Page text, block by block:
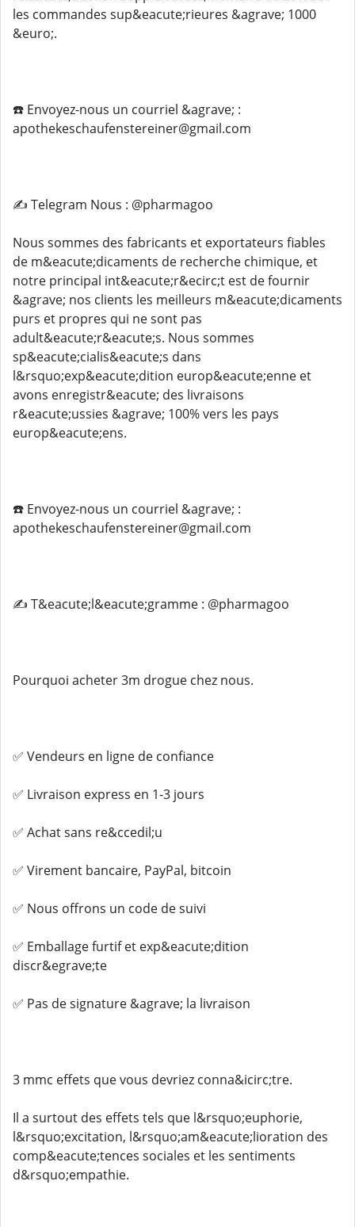
les commandes sup&eacute;rieures &agrave; 1000
&euro;.
☎️ Envoyez-nous un courriel &agrave; :
apothekeschaufenstereiner@gmail.com
✍️ Telegram Nous : @pharmagoo
Nous sommes des fabricants et exportateurs fiables
de m&eacute;dicaments de recherche chimique, et
notre principal int&eacute;r&ecirc;t est de fournir
&agrave; nos clients les meilleurs m&eacute;dicaments
purs et propres qui ne sont pas
adult&eacute;r&eacute;s. Nous sommes
sp&eacute;cialis&eacute;s dans
l&rsquo;exp&eacute;dition europ&eacute;enne et
avons enregistr&eacute; des livraisons
r&eacute;ussies &agrave; 100% vers les pays
europ&eacute;ens.
☎️ Envoyez-nous un courriel &agrave; :
apothekeschaufenstereiner@gmail.com
✍️ T&eacute;l&eacute;gramme : @pharmagoo
Pourquoi acheter 3m drogue chez nous.
✅ Vendeurs en ligne de confiance
✅ Livraison express en 1-3 jours
✅ Achat sans re&ccedil;u
✅ Virement bancaire, PayPal, bitcoin
✅ Nous offrons un code de suivi
✅ Emballage furtif et exp&eacute;dition
discr&egrave;te
✅ Pas de signature &agrave; la livraison
3 mmc effets que vous devriez conna&icirc;tre.
Il a surtout des effets tels que l&rsquo;euphorie,
l&rsquo;excitation, l&rsquo;am&eacute;lioration des
comp&eacute;tences sociales et les sentiments
d&rsquo;empathie.